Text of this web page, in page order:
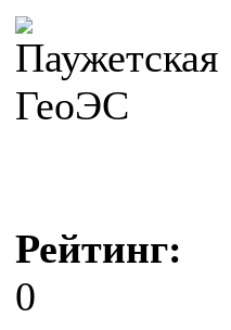
Рейтинг:
0